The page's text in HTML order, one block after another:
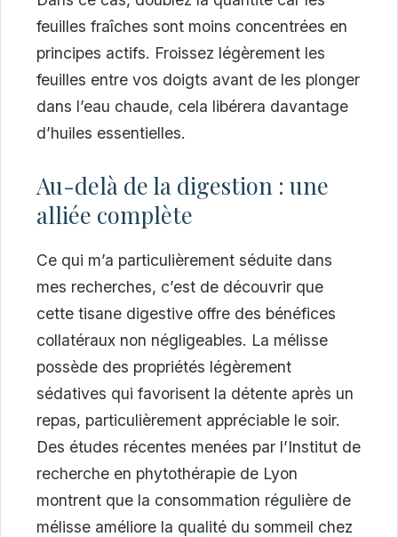
feuilles fraîches sont moins concentrées en
principes actifs. Froissez légèrement les
feuilles entre vos doigts avant de les plonger
dans l’eau chaude, cela libérera davantage
d’huiles essentielles.
Au-delà de la digestion : une
alliée complète
Ce qui m’a particulièrement séduite dans
mes recherches, c’est de découvrir que
cette tisane digestive offre des bénéfices
collatéraux non négligeables. La mélisse
possède des propriétés légèrement
sédatives qui favorisent la détente après un
repas, particulièrement appréciable le soir.
Des études récentes menées par l’Institut de
recherche en phytothérapie de Lyon
montrent que la consommation régulière de
mélisse améliore la qualité du sommeil chez